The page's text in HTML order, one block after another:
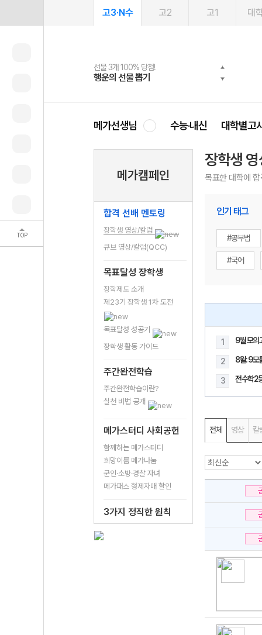
TOP
고3·N수 고2 고1 대
선물 3개 100% 당첨!
행운의 선물 뽑기
선물 100% 증정!
메가스터디 X 올리브
여름방학 스터디 캐시백
메가런 썸머스쿨
2027 러셀 단과
강사 공개선발
스마트러닝앱
설문 EVENT
메가패스
3일 무료 체험권
메가패스 수강생 무료혜택!
메가클럽 멤버십
사회공헌 캠페인
희망이룸 메가나눔
메가선생님 수능·내신 대학별고
메가캠페인
합격 선배 멘토링
장학생 영상/칼럼
큐브 영상/칼럼(QCC)
목표달성 장학생
장학제도 소개
제23기 장학생 1차 도전
목표달성 성공기
장학생 활동 가이드
주간완전학습
주간완전학습이란?
실천 비법 공개
메가스터디 사회공헌
함께하는 메가스터디
희망이룸 메가나눔
군인·소방·경찰 자녀
메가패스 형제자매 할인
3가지 정직한 원칙
장학생
목표한 대학에
인기 태그
#공부법
#국어
1 9월 모의
2 8월: 9모
3 전수학2
전체 영상 칼